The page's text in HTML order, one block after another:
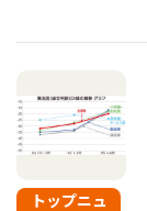
トップニュ